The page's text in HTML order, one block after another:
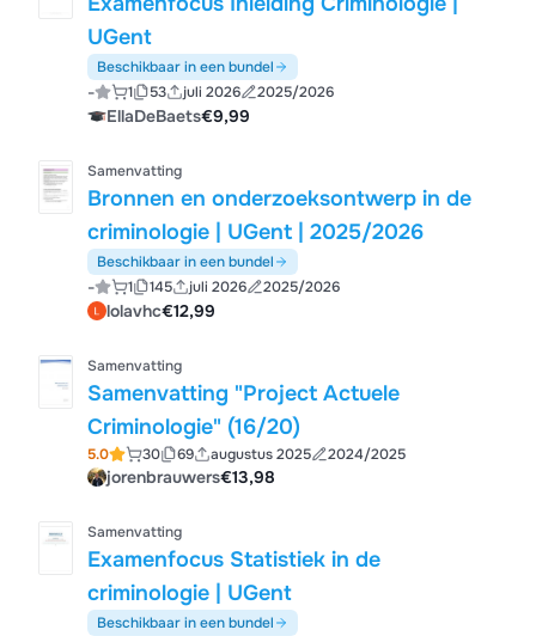
UGent
Beschikbaar in een bundel
- 1 53 juli 2026 2025/2026
EllaDeBaets€9,99
Samenvatting
Bronnen en onderzoeksontwerp in de
criminologie | UGent | 2025/2026
Beschikbaar in een bundel
- 1 145 juli 2026 2025/2026
lolavhc€12,99
Samenvatting
Samenvatting "Project Actuele
Criminologie" (16/20)
5.0 30 69 augustus 2025 2024/2025
jorenbrauwers€13,98
Samenvatting
Examenfocus Statistiek in de
criminologie | UGent
Beschikbaar in een bundel